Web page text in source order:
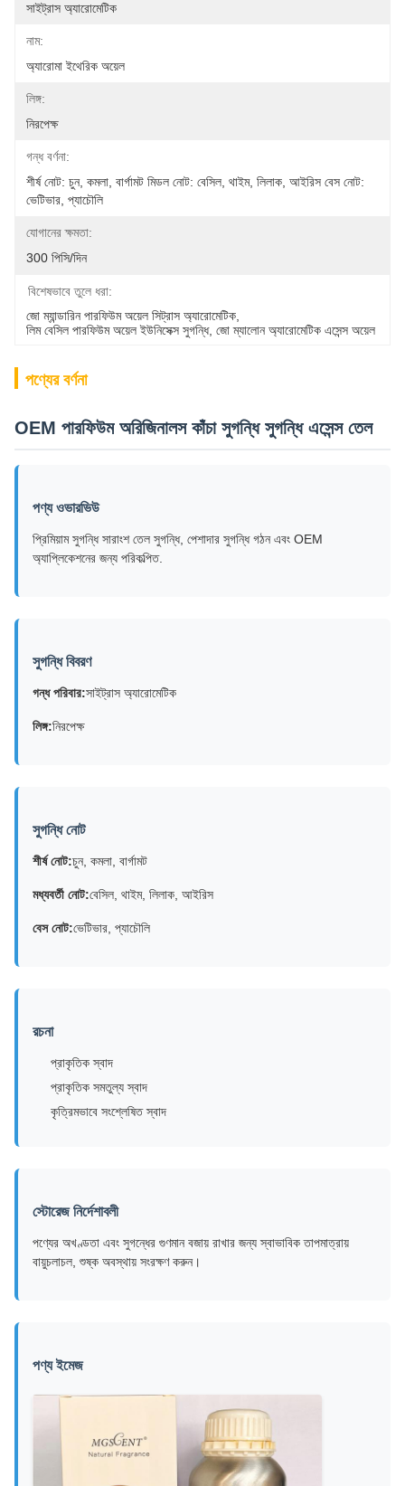
সাইট্রাস অ্যারোমেটিক
নাম:
অ্যারোমা ইথেরিক অয়েল
লিঙ্গ:
নিরপেক্ষ
গন্ধ বর্ণনা:
শীর্ষ নোট: চুন, কমলা, বার্গামট মিডল নোট: বেসিল, থাইম, লিলাক, আইরিস বেস নোট:
ভেটিভার, প্যাচৌলি
যোগানের ক্ষমতা:
300 পিসি/দিন
বিশেষভাবে তুলে ধরা:
জো ম্যান্ডারিন পারফিউম অয়েল সিট্রাস অ্যারোমেটিক
লিম বেসিল পারফিউম অয়েল ইউনিসেক্স সুগন্ধি, জো ম্যালোন অ্যারোমেটিক এসেন্স অয়েল
পণ্যের বর্ণনা
OEM পারফিউম অরিজিনালস কাঁচা সুগন্ধি সুগন্ধি এসেন্স তেল
পণ্য ওভারভিউ
প্রিমিয়াম সুগন্ধি সারাংশ তেল সুগন্ধি, পেশাদার সুগন্ধি গঠন এবং OEM
অ্যাপ্লিকেশনের জন্য পরিকল্পিত.
সুগন্ধি বিবরণ
গন্ধ পরিবার:সাইট্রাস অ্যারোমেটিক
লিঙ্গ:নিরপেক্ষ
সুগন্ধি নোট
শীর্ষ নোট:চুন, কমলা, বার্গামট
মধ্যবর্তী নোট:বেসিল, থাইম, লিলাক, আইরিস
বেস নোট:ভেটিভার, প্যাচৌলি
রচনা
প্রাকৃতিক স্বাদ
প্রাকৃতিক সমতুল্য স্বাদ
কৃত্রিমভাবে সংশ্লেষিত স্বাদ
স্টোরেজ নির্দেশাবলী
পণ্যের অখণ্ডতা এবং সুগন্ধের গুণমান বজায় রাখার জন্য স্বাভাবিক তাপমাত্রায়
বায়ুচলাচল, শুষ্ক অবস্থায় সংরক্ষণ করুন।
পণ্য ইমেজ